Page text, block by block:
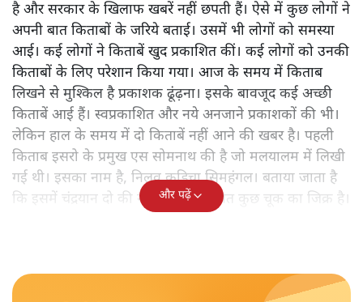
है और सरकार के खिलाफ खबरें नहीं छपती हैं। ऐसे में कुछ लोगों ने
अपनी बात किताबों के जरिये बताई। उसमें भी लोगों को समस्या
आई। कई लोगों ने किताबें खुद प्रकाशित कीं। कई लोगों को उनकी
किताबों के लिए परेशान किया गया। आज के समय में किताब
लिखने से मुश्किल है प्रकाशक ढूंढ़ना। इसके बावजूद कई अच्छी
किताबें आई हैं। स्वप्रकाशित और नये अनजाने प्रकाशकों की भी।
लेकिन हाल के समय में दो किताबें नहीं आने की खबर है। पहली
किताब इसरो के प्रमुख एस सोमनाथ की है जो मलयालम में लिखी
गई थी। इसका नाम है, निलवु कुडिचा सिमहंगल। बताया जाता है
कि इसमें चंद्रयान दो की नाकामी से संबंधित कुछ चूक का जिक्र है।
और पढ़ें